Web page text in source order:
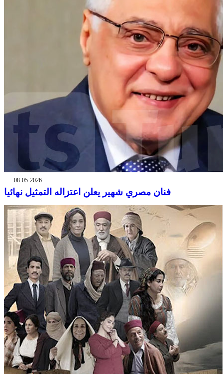
08-05-2026
فنان مصري شهير يعلن اعتزاله التمثيل نهائيا